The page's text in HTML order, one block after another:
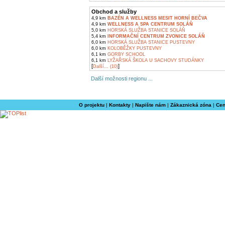
Obchod a služby
4,9 km BAZÉN A WELLNESS MESIT HORNÍ BEČVA
4,9 km WELLNESS A SPA CENTRUM SOLÁŇ
5,0 km HORSKÁ SLUŽBA STANICE SOLÁŇ
5,4 km
INFORMAČNÍ CENTRUM ZVONICE SOLÁŇ
6,0 km HORSKÁ SLUŽBA STANICE PUSTEVNY
6,0 km KOLOBĚŽKY PUSTEVNY
6,1 km GORBY SCHOOL
6,1 km LYŽAŘSKÁ ŠKOLA U SACHOVY STUDÁNKY
[Další... (10)]
Další možnosti regionu ...
O projektu| Kontakty| Napište nám| Zákaznická zóna |